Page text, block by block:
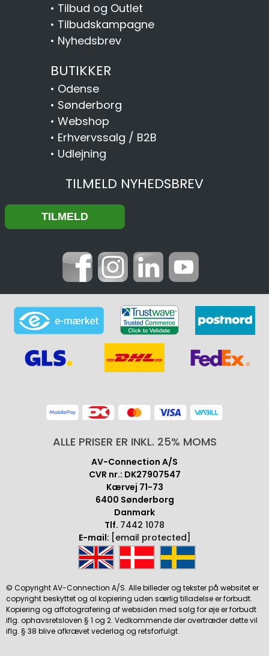
• Tilbud og Outlet
• Tilbudskampagne
• Nyhedsbrev
BUTIKKER
• Odense
• Sønderborg
• Webshop
• Erhvervssalg / B2B
• Udlejning
TILMELD NYHEDSBREV
ALLE PRISER ER INKL. 25% MOMS
AV-Connection A/S
CVR nr.: DK27907547
Kærvej 71-73
6400 Sønderborg
Danmark
Tlf. 7442 1078
E-mail: [email protected]
© Copyright AV-Connection A/S. Alle billeder og tekster på websitet er
copyright beskyttet og al kopiering uden særlig tilladelse er forbudt.
Kopiering og affotografering af websiden med salg for øje er forbudt
iflg. ophavsretsloven § 1 og 2. Vedkommende der overtræder dette vil
iflg. § 38 blive afkrævet vederlag og retsforfulgt.